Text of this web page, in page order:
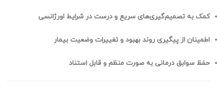
کمک به تصمیم‌گیری‌های سریع و درست در شرایط اورژانسی
اطمینان از پیگیری روند بهبود و تغییرات وضعیت بیمار
حفظ سوابق درمانی به صورت منظم و قابل استناد